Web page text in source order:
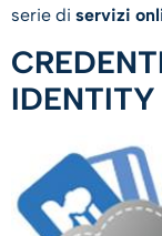
serie di servizi